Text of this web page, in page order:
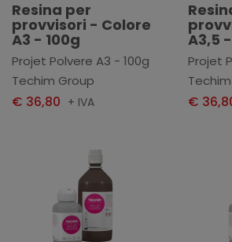
Resina per
provvisori - Colore
A3 - 100g
Projet Polvere A3 - 100g
Techim Group
€ 36,80 + IVA
A3,5
Projet
€